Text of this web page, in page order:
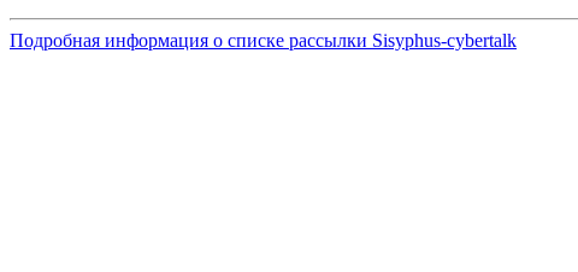
Подробная информация о списке рассылки Sisyphus-cybertalk